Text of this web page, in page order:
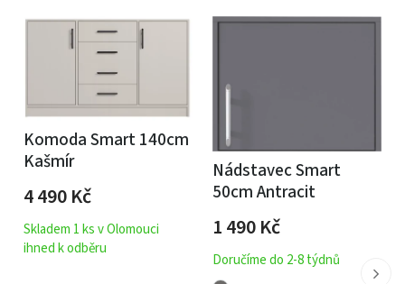
Komoda Smart 140cm
Kašmír
4 490Kč
Skladem 1 ks v Olomouci
ihned k odběru
Nádstavec Smart
50cm Antracit
1 490Kč
Doručíme do 2-8 týdnů